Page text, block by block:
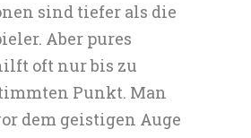
sind tiefer als die
Aber pures
oft nur bis zu
Punkt. Man
dem geistigen Auge